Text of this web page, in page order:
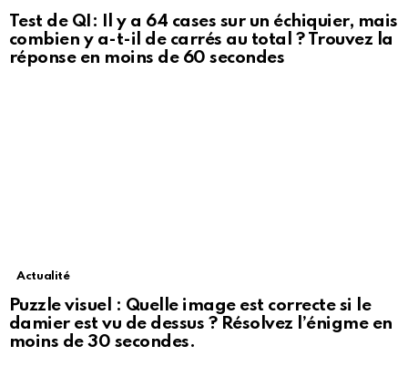
Test de QI: Il y a 64 cases sur un échiquier, mais
combien y a-t-il de carrés au total ? Trouvez la
réponse en moins de 60 secondes
Actualité
Puzzle visuel : Quelle image est correcte si le
damier est vu de dessus ? Résolvez l’énigme en
moins de 30 secondes.